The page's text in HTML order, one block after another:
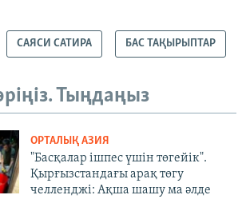
САЯСИ САТИРА БАС ТАҚЫРЫПТАР
Тыңдаңыз
ОРТАЛЫҚ АЗИЯ
"Басқалар ішпес үшін төгейік".
Қырғызстандағы арақ төгу
челленджі: Ақша шашу ма әлде